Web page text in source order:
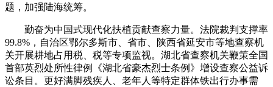
题，加强陆海统筹。
勤奋为中国式现代化扶植贡献查察力量。法院裁判支撑率
99.8%，自治区鄂尔多斯市、省市、陕西省延安市等地查察机
关开展耕地占用税、税等专项监视。湖北省查察机关鞭策全国
首部英烈处所性律例《湖北省豪杰烈士条例》增设查察公益诉
讼条目。更好满脚残疾人、老年人等特定群体铁出行办事需